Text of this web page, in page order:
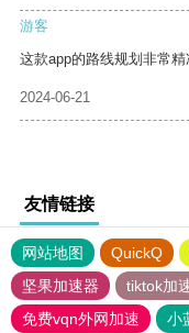
游客
这款app的路线规划非常精
2024-06-21
友情链接
网站地图 QuickQ
坚果加速器
tiktok加
免费vqn外网加速
小